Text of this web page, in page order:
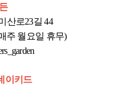
산로23길 44
주 월요일 휴무)
이키드